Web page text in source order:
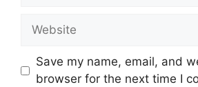
Website
Save my name, email, and
browser for the next time I